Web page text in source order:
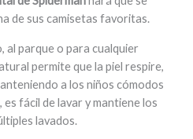
de sus camisetas favoritas.
al parque o para cualquier
permite que la piel respire,
a los niños cómodos
fácil de lavar y mantiene los
lavados.